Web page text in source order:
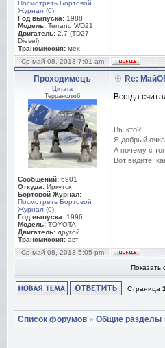
Посмотреть Бортовой
Журнал (0)
Год выпуска: 1988
Модель: Terrano WD21
Двигатель: 2.7 (TD27
Diesel)
Трансмиссия: мех.
Ср май 08, 2013 7:01 am
Проходимецъ
Цитата
Терранолюб
Сообщений: 6901
Откуда: Иркутск
Бортовой Журнал:
Посмотреть Бортовой
Журнал (0)
Год выпуска: 1996
Модель: TOYOTA
Двигатель: другой
Трансмиссия: авт.
Re:
Всегда
Вы кто?
Я добрый
А почему с
Вот видите,
Ср май 08, 2013 5:05 pm
Показать
Страница 1
Список форумов » Общие разделы